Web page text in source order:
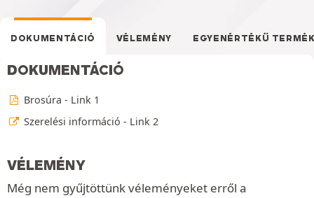
DOKUMENTÁCIÓ VÉLEMÉNY EGYENÉRTÉKŰ
DOKUMENTÁCIÓ
Brosúra - Link 1
Szerelési információ - Link 2
VÉLEMÉNY
Még nem gyűjtöttünk véleményeket erről a